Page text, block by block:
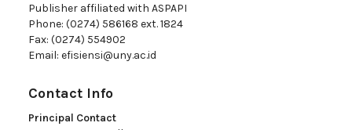
Publisher affiliated with ASPAPI
Phone: (0274) 586168 ext. 1824
Fax: (0274) 554902
Email: efisiensi@uny.ac.id
Contact Info
Principal Contact